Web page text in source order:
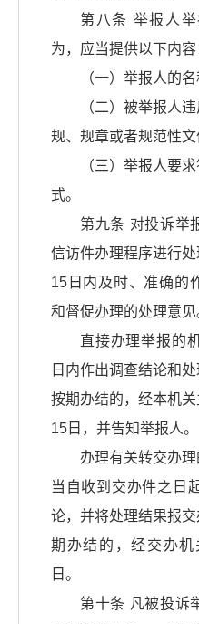
第八条 举报人
为，应当提供以下内容
（一）举报人的名
（二）被举报人
规、规章或者规范性文
（三）举报人要
式。
第九条 对投诉举
信访件办理程序进行
15日内及时、准确的
和督促办理的处理意见
直接办理举报的
日内作出调查结论和
按期办结的，经本机
15日，并告知举报人。
办理有关转交办
当自收到交办件之日
论，并将处理结果报
期办结的，经交办
日。
第十条 凡被投诉